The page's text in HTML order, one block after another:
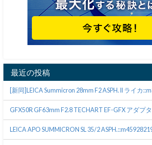
最近の投稿
[新同]LEICA Summicron 28mm F2 ASPH. II ライカ
GFX50R GF63mm F2.8 TECHART EF-GFX アダプ
LEICA APO SUMMICRON SL 35/2